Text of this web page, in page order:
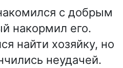
с добрым
накормил его.
найти хозяйку, но
неудачей.